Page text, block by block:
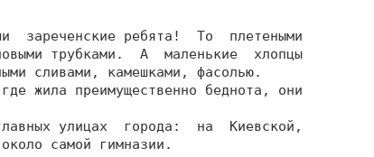
зареченские ребята!  То  плетеными
трубками.  А  маленькие  хлопцы
сливами, камешками, фасолью.
жила преимущественно беднота, они
улицах  города:  на  Киевской,
самой гимназии.